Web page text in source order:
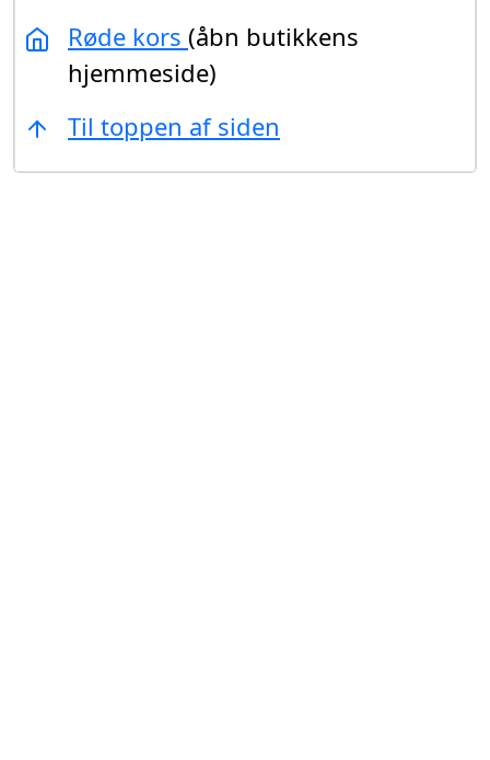
Røde kors (åbn butikkens
hjemmeside)
Til toppen af siden